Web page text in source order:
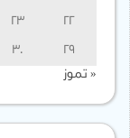
22
23
29
30
« تموز